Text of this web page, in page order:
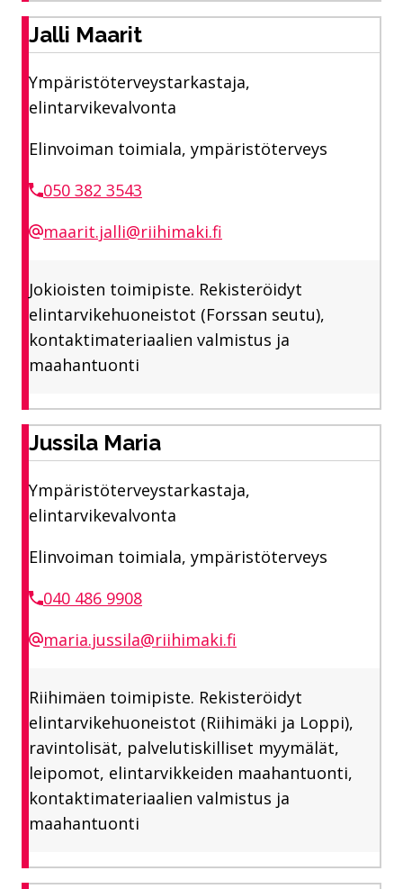
Jalli Maarit
Ympäristöterveystarkastaja,
elintarvikevalvonta
Elinvoiman toimiala, ympäristöterveys
050 382 3543
maarit.jalli@riihimaki.fi
Jokioisten toimipiste. Rekisteröidyt
elintarvikehuoneistot (Forssan seutu),
kontaktimateriaalien valmistus ja
maahantuonti
Jussila Maria
Ympäristöterveystarkastaja,
elintarvikevalvonta
Elinvoiman toimiala, ympäristöterveys
040 486 9908
maria.jussila@riihimaki.fi
Riihimäen toimipiste. Rekisteröidyt
elintarvikehuoneistot (Riihimäki ja Loppi),
ravintolisät, palvelutiskilliset myymälät,
leipomot, elintarvikkeiden maahantuonti,
kontaktimateriaalien valmistus ja
maahantuonti